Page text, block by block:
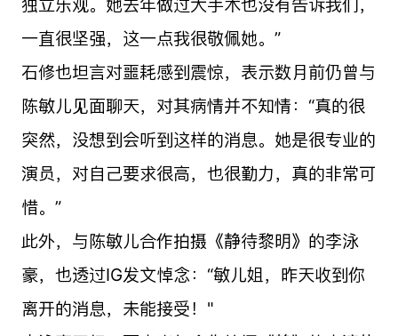
独立乐观。她去年做过大手术也没有告诉我们，
一直很坚强，这一点我很敬佩她。”
石修也坦言对噩耗感到震惊，表示数月前仍曾与
陈敏儿见面聊天，对其病情并不知情：“真的很
突然，没想到会听到这样的消息。她是很专业的
演员，对自己要求很高，也很勤力，真的非常可
惜。”
此外，与陈敏儿合作拍摄《静待黎明》的李泳
豪，也透过IG发文悼念：“敏儿姐，昨天收到你
离开的消息，未能接受！"